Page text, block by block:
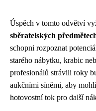
Úspěch v tomto odvětví
sběratelských
schopni rozpoznat
starého nábytku, krabic
profesionálů strávili roky
aukčními síněmi, aby
hotovostní tok pro další